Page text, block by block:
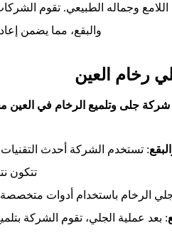
وجماله الطبيعي. تقوم
والبقع، مما يضمن
رخام العين
شركة جلى وتلميع الرخام في العين
: تستخدم الشركة أحدث
تتكون
الرخام باستخدام أدوات متخصصة
: بعد عملية الجلي، تقوم الشركة